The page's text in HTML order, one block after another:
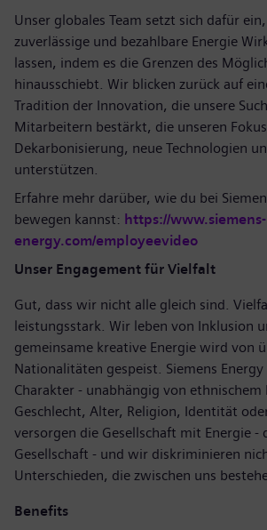
Unser globales Team setzt sich dafür
zuverlässige und bezahlbare Energie
lassen, indem es die Grenzen des
hinausschiebt. Wir blicken zurück auf
Tradition der Innovation, die unsere
Mitarbeitern bestärkt, die unseren
Dekarbonisierung, neue Technologien
unterstützen.
Erfahre mehr darüber, wie du bei
bewegen kannst: https://www.siemens-
energy.com/employeevideo
Unser Engagement für Vielfalt
Gut, dass wir nicht alle gleich sind.
leistungsstark. Wir leben von Inklusion
gemeinsame kreative Energie wird von
Nationalitäten gespeist. Siemens
Charakter - unabhängig von
Geschlecht, Alter, Religion, Identität
versorgen die Gesellschaft mit Energie -
Gesellschaft - und wir diskriminieren
Unterschieden, die zwischen uns
Benefits